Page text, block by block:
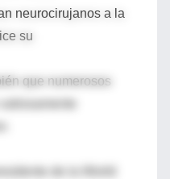
neurocirujanos a la
su
que numerosos
de la World